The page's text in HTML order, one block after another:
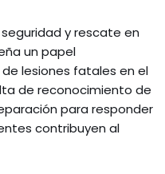
y rescate en
un papel
lesiones fatales en el
de reconocimiento de
para responder
contribuyen al